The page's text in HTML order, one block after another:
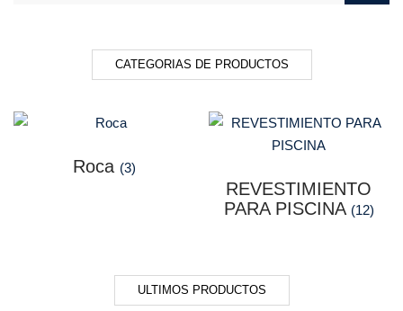
CATEGORIAS DE PRODUCTOS
Roca (3)
REVESTIMIENTO
PARA PISCINA (12)
ULTIMOS PRODUCTOS